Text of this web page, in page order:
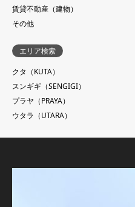
賃貸不動産（建物）
その他
エリア検索
クタ（KUTA）
スンギギ（SENGIGI）
プラヤ（PRAYA）
ウタラ（UTARA）